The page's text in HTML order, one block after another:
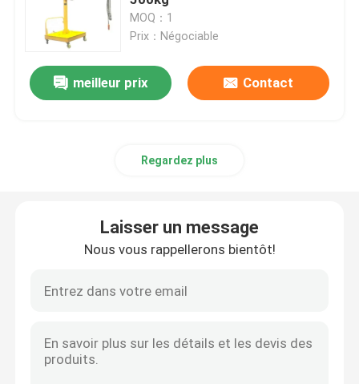
Grue mobile de port
Grue de portique
Poussoir en verre de vide
Plate-forme de levage électrique
Treuil électrique marin
MOQ：1
Prix：Négociable
meilleur prix Contact
Regardez plus
Laisser un message
Nous vous rappellerons bientôt!